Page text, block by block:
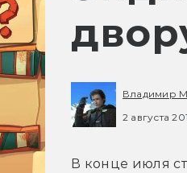
Владимир
2 августа
В конце июля